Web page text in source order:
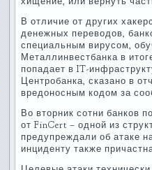
В отличие от других
денежных переводов,
специальным вирусом,
Металлинвестбанка в
попадает в IT-
Центробанка, сказано в
вредоносным кодом за
Во вторник сотни банков
от FinCert – одной из
предупреждали об атаке
инциденту также